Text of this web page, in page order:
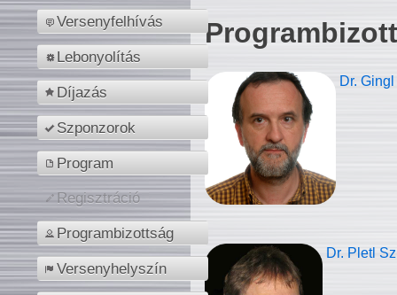
Versenyfelhívás
Lebonyolítás
Díjazás
Szponzorok
Program
Regisztráció
Programbizottság
Versenyhelyszín
Dr.
Dr. Pletl